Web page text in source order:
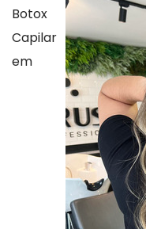
Botox
Capilar
em